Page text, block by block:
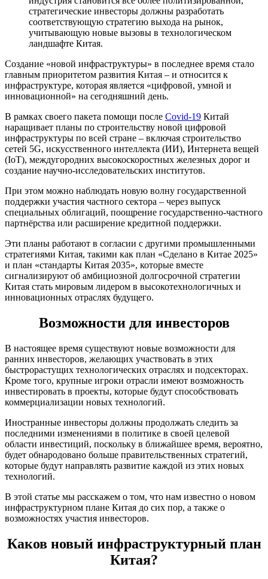
стратегические инвесторы должны разработать
соответствующую стратегию выхода на рынок,
учитывающую новые вызовы в технологическом
ландшафте Китая.
Создание «новой инфраструктуры» в последнее время стало
главным приоритетом развития Китая – и относится к
инфраструктуре, которая является «цифровой, умной и
инновационной» на сегодняшний день.
В рамках своего пакета помощи после Covid-19 Китай
наращивает планы по строительству новой цифровой
инфраструктуры по всей стране – включая строительство
сетей 5G, искусственного интеллекта (ИИ), Интернета вещей
(IoT), междугородних высокоскоростных железных дорог и
создание научно-исследовательских институтов.
При этом можно наблюдать новую волну государственной
поддержки участия частного сектора – через выпуск
специальных облигаций, поощрение государственно-частного
партнёрства или расширение кредитной поддержки.
Эти планы работают в согласии с другими промышленными
стратегиями Китая, такими как план «Сделано в Китае 2025»
и план «стандарты Китая 2035», которые вместе
сигнализируют об амбициозной долгосрочной стратегии
Китая стать мировым лидером в высокотехнологичных и
инновационных отраслях будущего.
Возможности для инвесторов
В настоящее время существуют новые возможности для
ранних инвесторов, желающих участвовать в этих
быстрорастущих технологических отраслях и подсекторах.
Кроме того, крупные игроки отрасли имеют возможность
инвестировать в проекты, которые будут способствовать
коммерциализации новых технологий.
Иностранные инвесторы должны продолжать следить за
последними изменениями в политике в своей целевой
области инвестиций, поскольку в ближайшее время, вероятно,
будет обнародовано больше правительственных стратегий,
которые будут направлять развитие каждой из этих новых
технологий.
В этой статье мы расскажем о том, что нам известно о новом
инфраструктурном плане Китая до сих пор, а также о
возможностях участия инвесторов.
Каков новый инфраструктурный план
Китая?